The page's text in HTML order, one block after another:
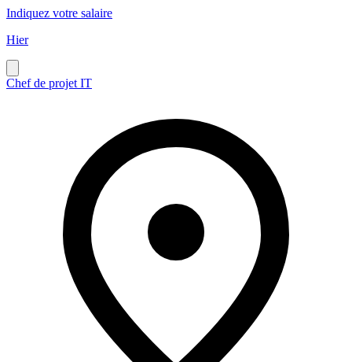
Indiquez votre salaire
Hier
Chef de projet IT